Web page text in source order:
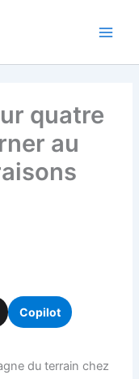
quatre
au
Copilot
du terrain chez